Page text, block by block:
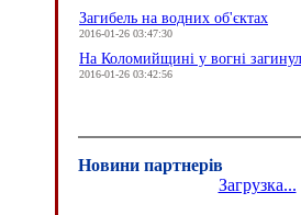
Загибель на водних об'єктах
2016-01-26 03:47:30
На Коломийщині у вогні
2016-01-26 03:42:56
Новини партнерів
Загрузка...